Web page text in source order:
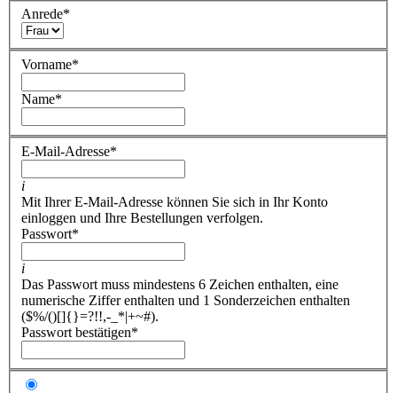
Anrede*
Vorname*
Name*
E-Mail-Adresse*
i
Mit Ihrer E-Mail-Adresse können Sie sich in Ihr Konto
einloggen und Ihre Bestellungen verfolgen.
Passwort*
i
Das Passwort muss mindestens 6 Zeichen enthalten, eine
numerische Ziffer enthalten und 1 Sonderzeichen enthalten
($%/()[]{}=?!!,-_*|+~#).
Passwort bestätigen*